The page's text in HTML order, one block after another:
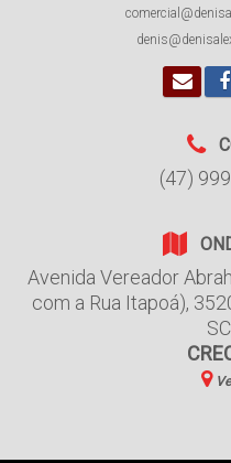
(47)
Avenida Vereador
com a Rua Itapoá),
SC